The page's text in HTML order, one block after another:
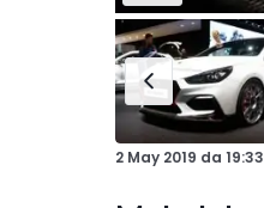
2 May 2019 da 19:33